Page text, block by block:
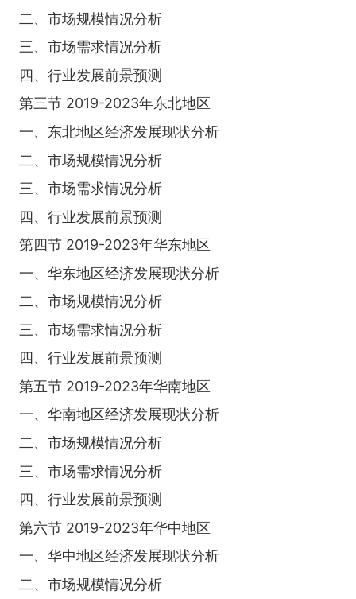
二、市场规模情况分析
三、市场需求情况分析
四、行业发展前景预测
第三节 2019-2023年东北地区
一、东北地区经济发展现状分析
二、市场规模情况分析
三、市场需求情况分析
四、行业发展前景预测
第四节 2019-2023年华东地区
一、华东地区经济发展现状分析
二、市场规模情况分析
三、市场需求情况分析
四、行业发展前景预测
第五节 2019-2023年华南地区
一、华南地区经济发展现状分析
二、市场规模情况分析
三、市场需求情况分析
四、行业发展前景预测
第六节 2019-2023年华中地区
一、华中地区经济发展现状分析
二、市场规模情况分析